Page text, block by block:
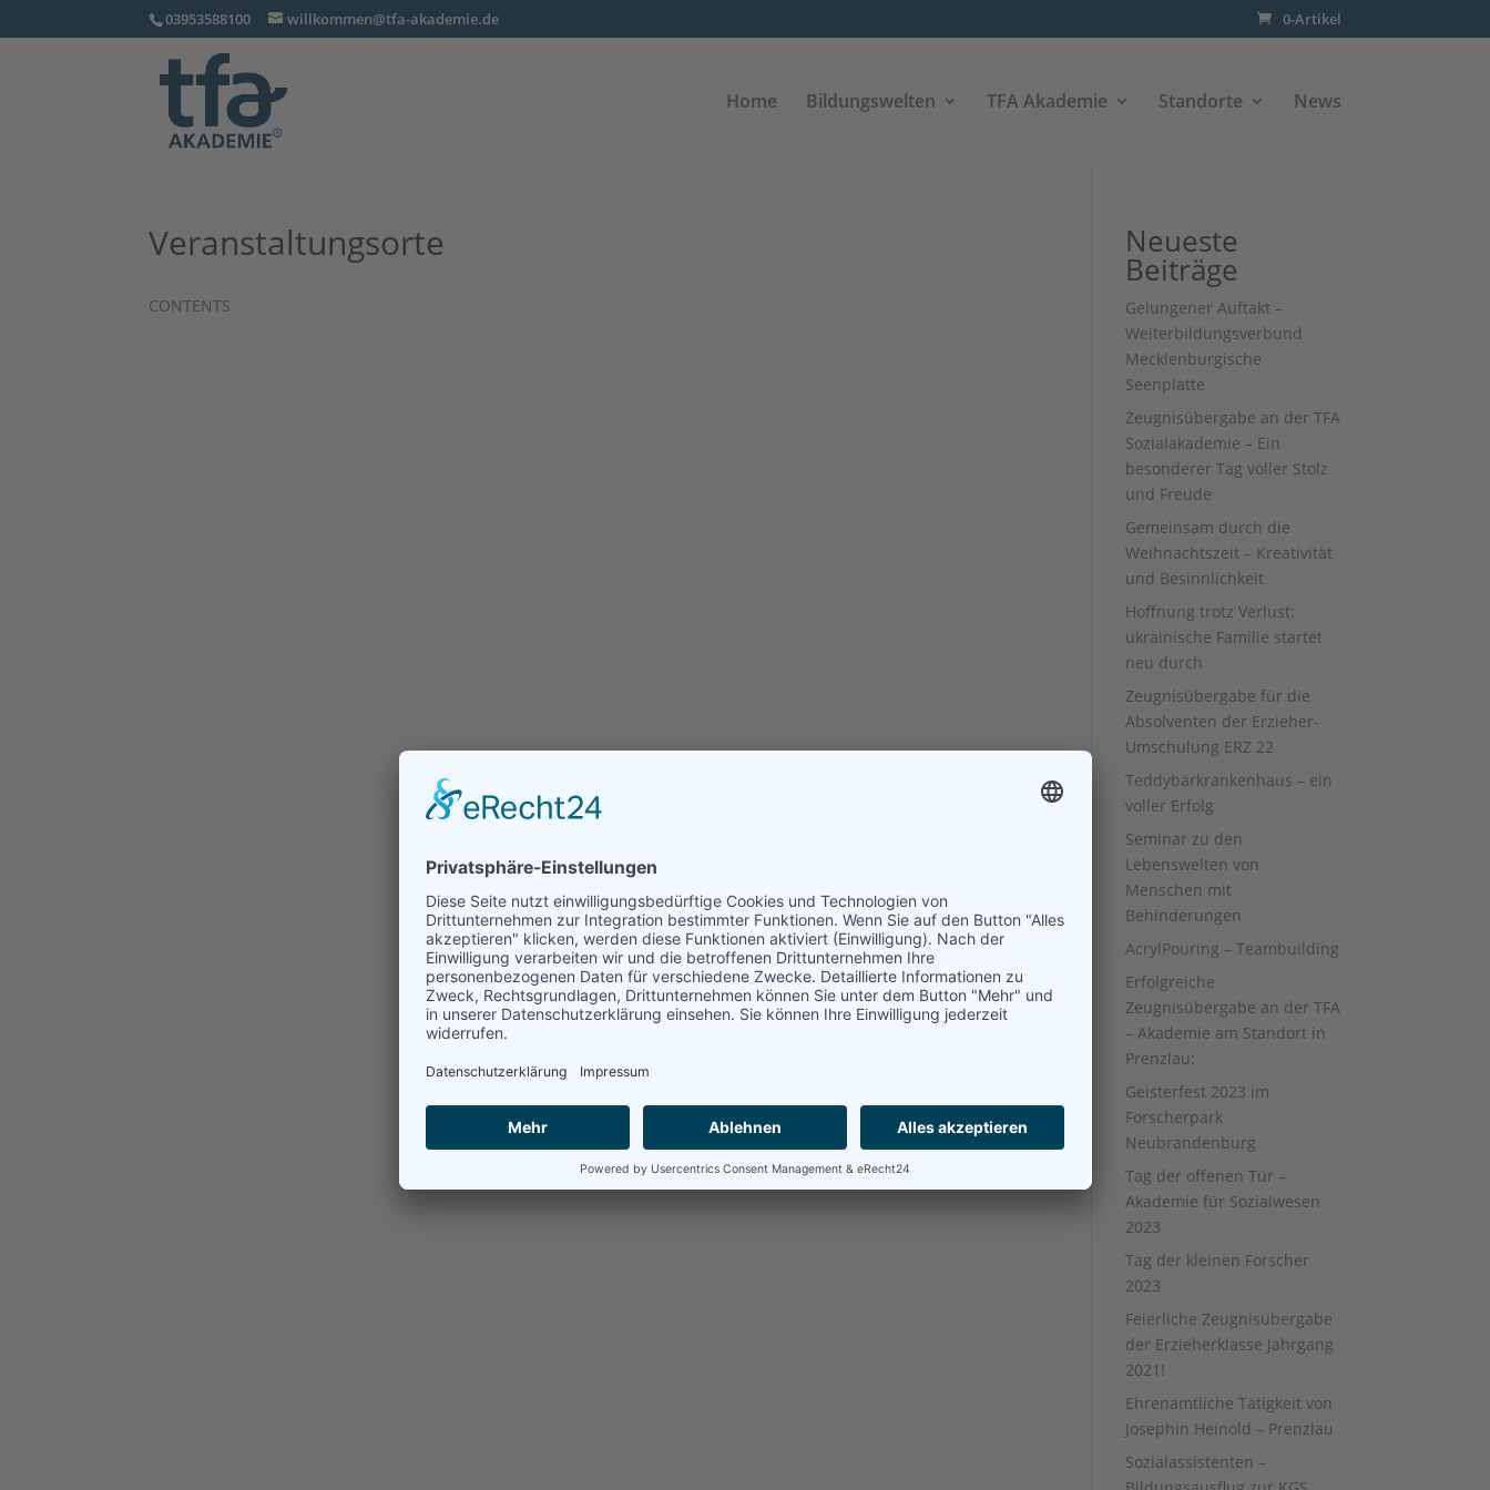
03953588100 willkommen@tfa-akademie.de 0-Artikel
Home Bildungswelten TFA Akademie Standorte News
Veranstaltungsorte
CONTENTS
Neueste
Beiträge
Gelungener Auftakt –
Weiterbildungsverbund
Mecklenburgische
Seenplatte
Zeugnisübergabe an der TFA
Sozialakademie – Ein
besonderer Tag voller Stolz
und Freude
Gemeinsam durch die
Weihnachtszeit – Kreativität
und Besinnlichkeit
Hoffnung trotz Verlust:
ukrainische Familie startet
neu durch
Zeugnisübergabe für die
Absolventen der Erzieher-
Umschulung ERZ 22
Teddybärkrankenhaus – ein
voller Erfolg
Seminar zu den
Lebenswelten von
Menschen mit
Behinderungen
AcrylPouring – Teambuilding
Erfolgreiche
Zeugnisübergabe an der TFA
– Akademie am Standort in
Prenzlau:
Geisterfest 2023 im
Forscherpark
Neubrandenburg
Tag der offenen Tür –
Akademie für Sozialwesen
2023
Tag der kleinen Forscher
2023
Feierliche Zeugnisübergabe
der Erzieherklasse Jahrgang
2021!
Ehrenamtliche Tätigkeit von
Josephin Heinold – Prenzlau
Sozialassistenten –